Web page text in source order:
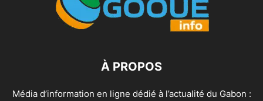
À PROPOS
Média d’information en ligne dédié à l’actualité du Gabon :